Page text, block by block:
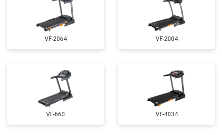
VF-2064 VF-2004
VF-660 VF-4034